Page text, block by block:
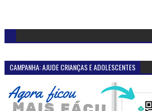
CAMPANHA: AJUDE CRIANÇAS E ADOLESCENTES